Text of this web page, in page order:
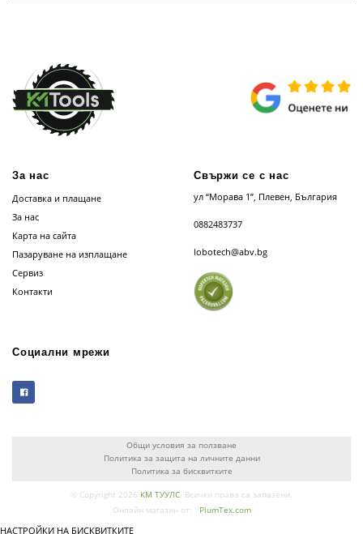
За нас
Доставка и плащане
За нас
Карта на сайта
Пазаруване на изплащане
Сервиз
Контакти
Свържи се с нас
ул “Морава 1”, Плевен, България
0882483737
lobotech@abv.bg
Социални мрежи
Общи условия за ползване
Политика за защита на личните данни
Политика за бисквитките
© Copyright 2026 КМ ТУУЛС. Всички права са запазени.
Онлайн магазин от:
PlumTex.com
НАСТРОЙКИ НА БИСКВИТКИТЕ